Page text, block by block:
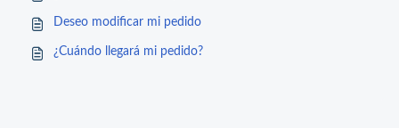
Deseo modificar mi pedido
¿Cuándo llegará mi pedido?